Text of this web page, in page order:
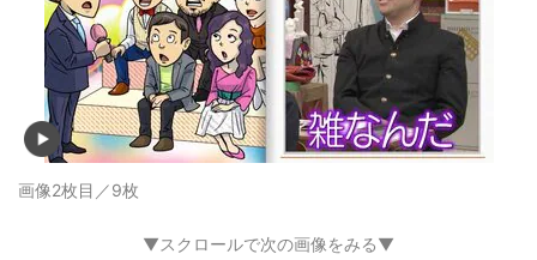
画像2枚目／9枚
▼スクロールで次の画像をみる▼